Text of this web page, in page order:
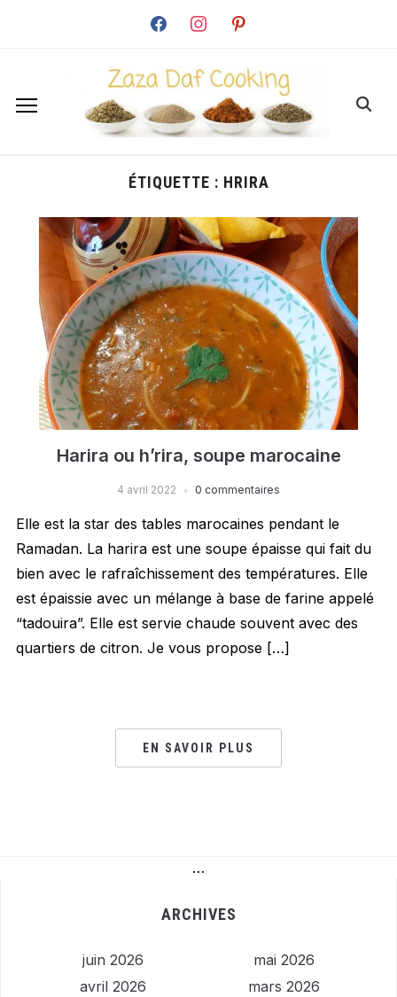
facebook instagrampinterest
ÉTIQUETTE : HRIRA
Harira ou h’rira, soupe marocaine
4 avril 2022 0 commentaires
Elle est la star des tables marocaines pendant le
Ramadan. La harira est une soupe épaisse qui fait du
bien avec le rafraîchissement des températures. Elle
est épaissie avec un mélange à base de farine appelé
“tadouira”. Elle est servie chaude souvent avec des
quartiers de citron. Je vous propose […]
EN SAVOIR PLUS
…
ARCHIVES
juin 2026
mai 2026
avril 2026
mars 2026